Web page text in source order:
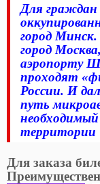
Для граждан
город
город
аэропорту
проходят
России. И
путь
необходимый
территории
Для заказа